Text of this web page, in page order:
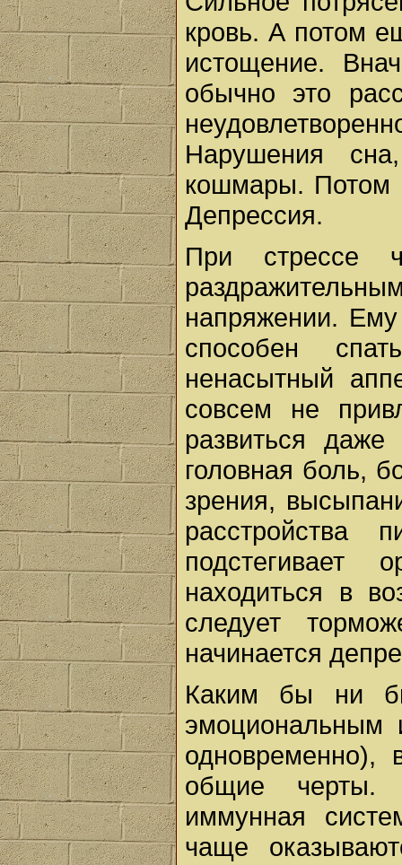
кровь. А потом
истощение.
обычно это
Нарушения
кошмары. Потом
Депрессия.
При стрессе
напряжении.
способен
ненасытный
совсем не
развиться
головная боль,
зрения,
расстройства
подстегивает
находиться в
следует
начинается
Каким бы ни
эмоциональным
одновременно),
общие черты.
иммунная
чаще